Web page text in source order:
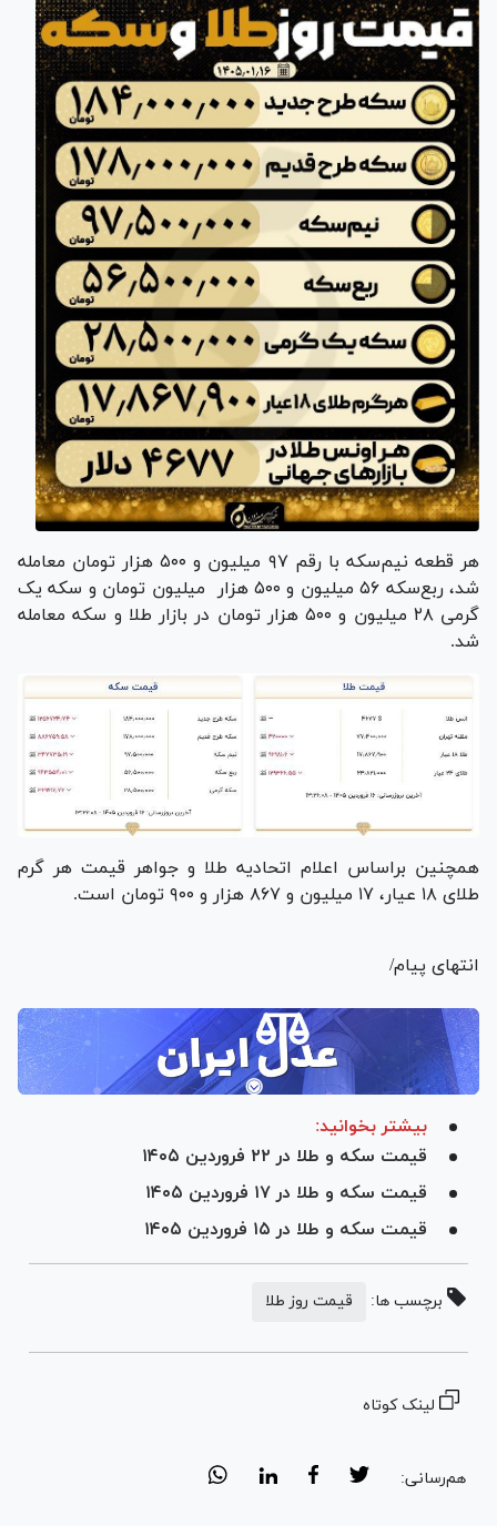
هر قطعه نیم‌سکه با رقم ۹۷ میلیون و ۵۰۰ هزار تومان معامله
شد، ربع‌سکه ۵۶ میلیون و ۵۰۰ هزار
میلیون تومان و سکه یک
گرمی ۲۸ میلیون و ۵۰۰ هزار تومان در بازار طلا و سکه معامله
شد.
همچنین براساس اعلام اتحادیه طلا و جواهر قیمت هر گرم
طلای ۱۸ عیار، ۱۷ میلیون و ۸۶۷ هزار و ۹۰۰ تومان است.
انتهای پیام/
بیشتر بخوانید:
قیمت سکه و طلا در ۲۲ فروردین ۱۴۰۵
قیمت سکه و طلا در ۱۷ فروردین ۱۴۰۵
قیمت سکه و طلا در ۱۵ فروردین ۱۴۰۵
برچسب ها: قیمت روز طلا
لینک کوتاه
هم‌رسانی: